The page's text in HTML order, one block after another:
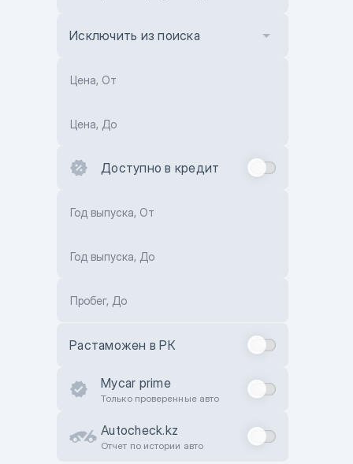
Исключить из поиска
Цена, От
Цена, До
Доступно в кредит
Год выпуска, От
Год выпуска, До
Пробег, До
Растаможен в РК
Mycar prime
Только проверенные авто
Autocheck.kz
Отчет по истории авто